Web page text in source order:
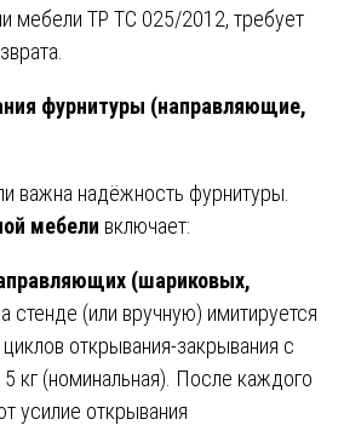
мебели ТР ТС 025/2012, требует
фурнитуры (направляющие,
важна надёжность фурнитуры.
мебели включает:
(шариковых,
стенде (или вручную) имитируется
открывания-закрывания с
кг (номинальная). После каждого
усилие открывания